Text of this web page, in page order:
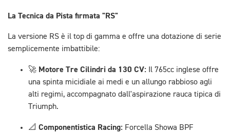
La Tecnica da Pista firmata "RS"
La versione RS è il top di gamma e offre una dotazione di serie
semplicemente imbattibile:
🚀 Motore Tre Cilindri da 130 CV: Il 765cc inglese offre
una spinta micidiale ai medi e un allungo rabbioso agli
alti regimi, accompagnato dall'aspirazione rauca tipica di
Triumph.
📐 Componentistica Racing: Forcella Showa BPF